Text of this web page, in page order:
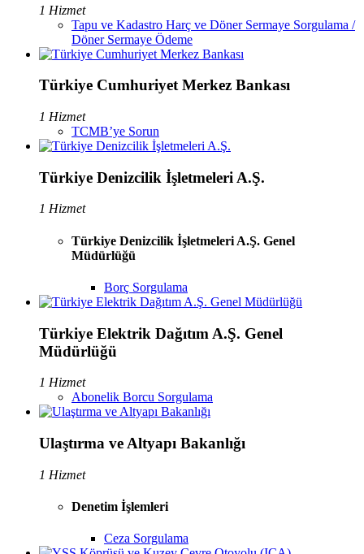
1 Hizmet
Tapu ve Kadastro Harç ve Döner Sermaye Sorgulama /
Döner Sermaye Ödeme
Türkiye Cumhuriyet Merkez Bankası
1 Hizmet
TCMB’ye Sorun
Türkiye Denizcilik İşletmeleri A.Ş.
1 Hizmet
Türkiye Denizcilik İşletmeleri A.Ş. Genel
Müdürlüğü
Borç Sorgulama
Türkiye Elektrik Dağıtım A.Ş. Genel
Müdürlüğü
1 Hizmet
Abonelik Borcu Sorgulama
Ulaştırma ve Altyapı Bakanlığı
1 Hizmet
Denetim İşlemleri
Ceza Sorgulama